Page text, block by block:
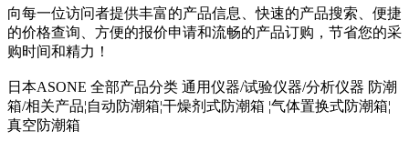
向每一位访问者提供丰富的产品信息、快速的产品搜索、便捷
的价格查询、方便的报价申请和流畅的产品订购，节省您的采
购时间和精力！
日本ASONE 全部产品分类 通用仪器/试验仪器/分析仪器 防潮
箱/相关产品¦自动防潮箱¦干燥剂式防潮箱 ¦气体置换式防潮箱¦
真空防潮箱